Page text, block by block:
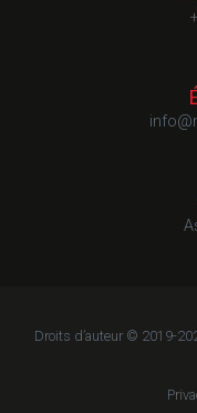
Droits d’auteur © 2019-